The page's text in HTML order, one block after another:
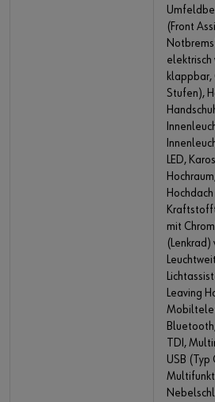
(Front
elektrisch
Stufen),
LED,
mit
Leaving
TDI,
USB (Typ